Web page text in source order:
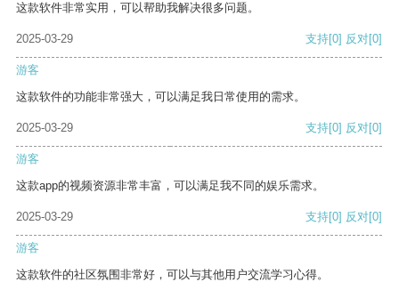
这款软件非常实用，可以帮助我解决很多问题。
2025-03-29 支持[0] 反对[0]
游客
这款软件的功能非常强大，可以满足我日常使用的需求。
2025-03-29 支持[0] 反对[0]
游客
这款app的视频资源非常丰富，可以满足我不同的娱乐需求。
2025-03-29 支持[0] 反对[0]
游客
这款软件的社区氛围非常好，可以与其他用户交流学习心得。